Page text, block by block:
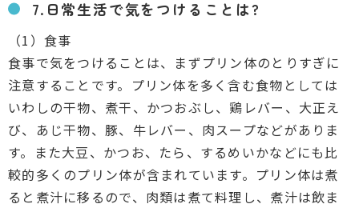
7.日常生活で気をつけることは?
（1）食事
食事で気をつけることは、まずプリン体のとりすぎに
注意することです。プリン体を多く含む食物としては
いわしの干物、煮干、かつおぶし、鶏レバー、大正え
び、あじ干物、豚、牛レバー、肉スープなどがありま
す。また大豆、かつお、たら、するめいかなどにも比
較的多くのプリン体が含まれています。プリン体は煮
ると煮汁に移るので、肉類は煮て料理し、煮汁は飲ま